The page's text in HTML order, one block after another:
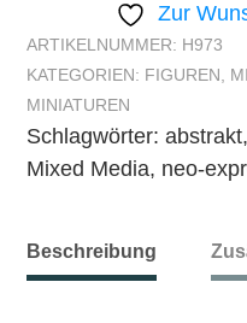
Zur
ARTIKELNUMMER: H973
KATEGORIEN: FIGUREN
MINIATUREN
Schlagwörter: abstrakt,
Mixed Media, neo-
Beschreibung